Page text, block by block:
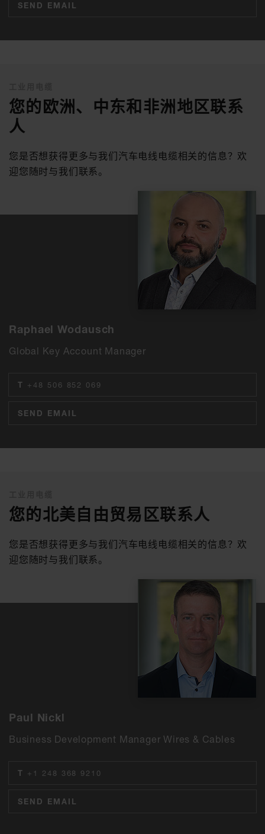
SEND EMAIL
您的欧洲、中东和非洲地区联系
人
您是否想获得更多与我们汽车电线电缆相关的信息？欢
迎您随时与我们联系。
Raphael Wodausch
Global Key Account Manager
T +48 506 852 069
SEND EMAIL
您的北美自由贸易区联系人
您是否想获得更多与我们汽车电线电缆相关的信息？欢
迎您随时与我们联系。
Paul Nickl
Business Development Manager Wires & Cables
T +1 248 368 9210
SEND EMAIL